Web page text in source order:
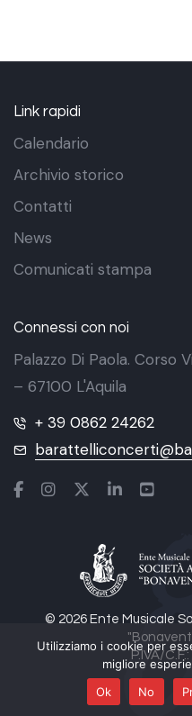
© 2026 Ente Musicale
P.IVA/
Link rapidi
Calendario
Archivio storico
Contatti
News
Comunicati stampa
Connessi con noi
Palazzo Di Paola. Corso
– 67100 L'Aquila
+ 39 0862 24262
Utilizziamo i cookie per
migliore
Ok
No